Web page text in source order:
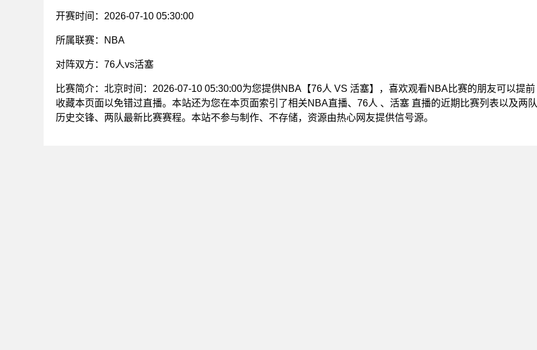
开赛时间：2026-07-10 05:30:00
所属联赛： NBA
对阵双方：76人vs活塞
比赛简介：北京时间：2026-07-10 05:30:00为您提供NBA【76人 VS 活塞】，喜欢观看NBA比赛的朋友可以提前
收藏本页面以免错过直播。本站还为您在本页面索引了相关NBA直播、76人 、活塞 直播的近期比赛列表以及两队
历史交锋、两队最新比赛赛程。本站不参与制作、不存储，资源由热心网友提供信号源。